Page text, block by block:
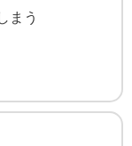
まう